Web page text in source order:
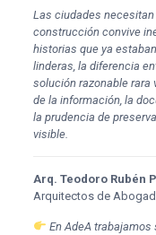
Las ciudades
construcción convive
historias que ya
linderas, la diferencia
solución razonable rara
de la información, la
la prudencia de
visible.
Arq. Teodoro Rubén
Arquitectos de
En AdeA